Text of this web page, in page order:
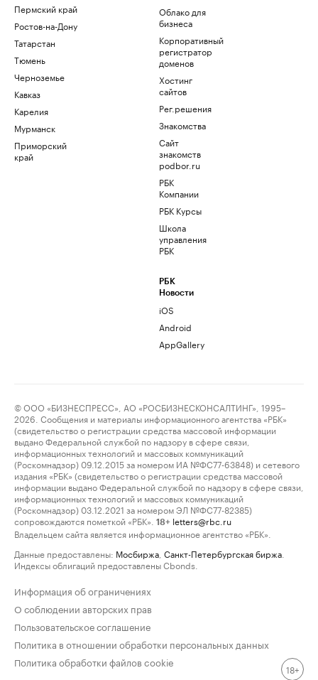
Пермский край
Ростов-на-Дону
Татарстан
Тюмень
Черноземье
Кавказ
Карелия
Мурманск
Приморский
край
Облако для
бизнеса
Корпоративный
регистратор
доменов
Хостинг
сайтов
Рег.решения
Знакомства
Сайт
знакомств
podbor.ru
РБК
Компании
РБК Курсы
Школа
управления
РБК
РБК
Новости
iOS
Android
AppGallery
© ООО «БИЗНЕСПРЕСС», АО «РОСБИЗНЕСКОНСАЛТИНГ», 1995–
2026. Сообщения и материалы информационного агентства «РБК»
(свидетельство о регистрации средства массовой информации
выдано Федеральной службой по надзору в сфере связи,
информационных технологий и массовых коммуникаций
(Роскомнадзор) 09.12.2015 за номером ИА №ФС77-63848) и сетевого
издания «РБК» (свидетельство о регистрации средства массовой
информации выдано Федеральной службой по надзору в сфере связи,
информационных технологий и массовых коммуникаций
(Роскомнадзор) 03.12.2021 за номером ЭЛ №ФС77-82385)
сопровождаются пометкой «РБК».
18+ letters@rbc.ru
Владельцем сайта является информационное агентство «РБК».
Данные предоставлены: Мосбиржа Санкт-Петербургская биржа
Индексы облигаций предоставлены Cbonds.
Информация об ограничениях
О соблюдении авторских прав
Пользовательское соглашение
Политика в отношении обработки персональных данных
Политика обработки файлов cookie
18+